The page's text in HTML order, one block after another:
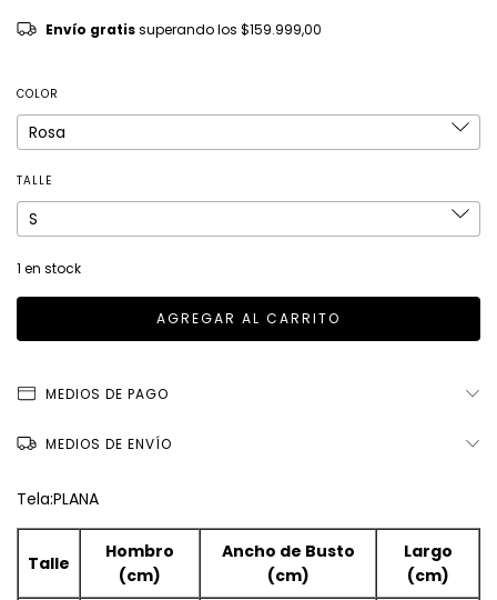
Envío gratis superando los $159.999,00
COLOR
TALLE
1 en stock
MEDIOS DE PAGO
MEDIOS DE ENVÍO
Tela:PLANA
Talle
Hombro
(cm)
Ancho de Busto
(cm)
Largo
(cm)